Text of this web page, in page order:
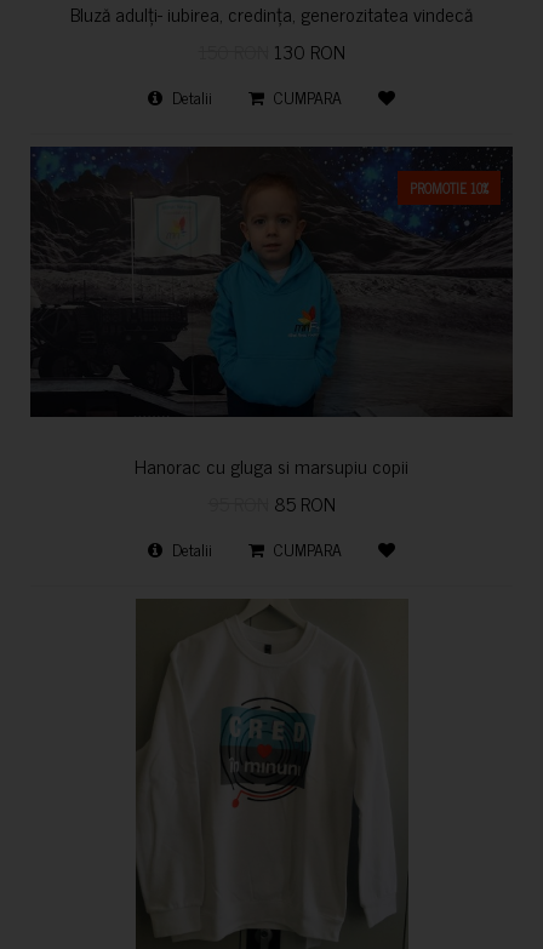
Bluză adulți- iubirea, credința, generozitatea vindecă
130 RON
Detalii CUMPARA
PROMOTIE 10%
Hanorac cu gluga si marsupiu copii
85 RON
Detalii CUMPARA